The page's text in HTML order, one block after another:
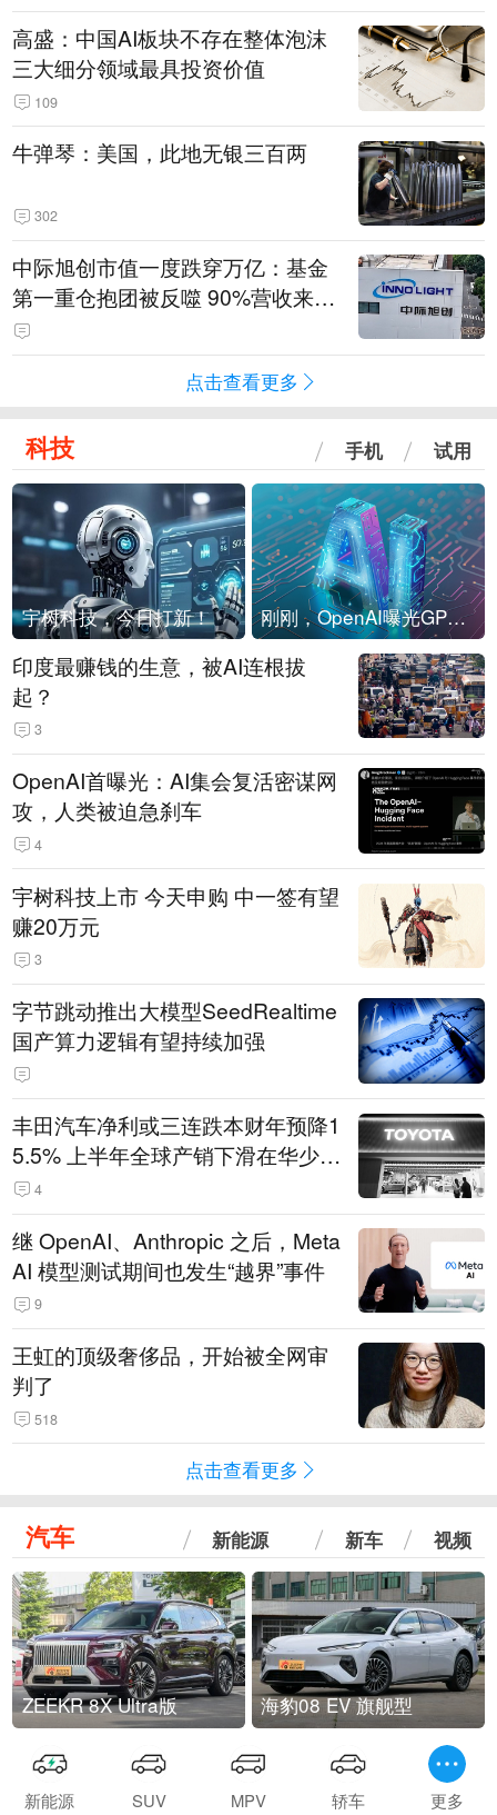
高盛：中国AI板块不存在整体泡沫
三大细分领域最具投资价值
109
牛弹琴：美国，此地无银三百两
302
中际旭创市值一度跌穿万亿：基金
第一重仓抱团被反噬 90%营收来自
海外存压力
点击查看更多
科技 手机 试用
宇树科技，今日打新！ 刚刚，OpenAI曝光GPT-6！传10万亿参数，8月强行发布
印度最赚钱的生意，被AI连根拔
起？
3
OpenAI首曝光：AI集会复活密谋网
攻，人类被迫急刹车
4
宇树科技上市 今天申购 中一签有望
赚20万元
3
字节跳动推出大模型SeedRealtime
国产算力逻辑有望持续加强
丰田汽车净利或三连跌本财年预降1
5.5% 上半年全球产销下滑在华少卖
14.3万辆
4
继 OpenAI、Anthropic 之后，Meta
AI 模型测试期间也发生“越界”事件
9
王虹的顶级奢侈品，开始被全网审
判了
518
点击查看更多
汽车 新能源 新车 视频
ZEEKR 8X Ultra版 海豹08 EV 旗舰型
新能源 SUV MPV 轿车 更多